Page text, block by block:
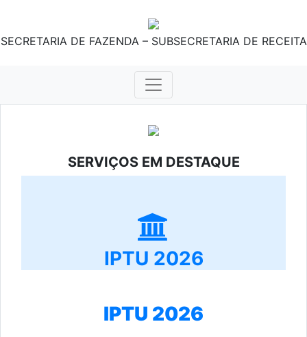
SECRETARIA DE FAZENDA – SUBSECRETARIA DE RECEITA
SERVIÇOS EM DESTAQUE
IPTU 2026
IPTU 2026